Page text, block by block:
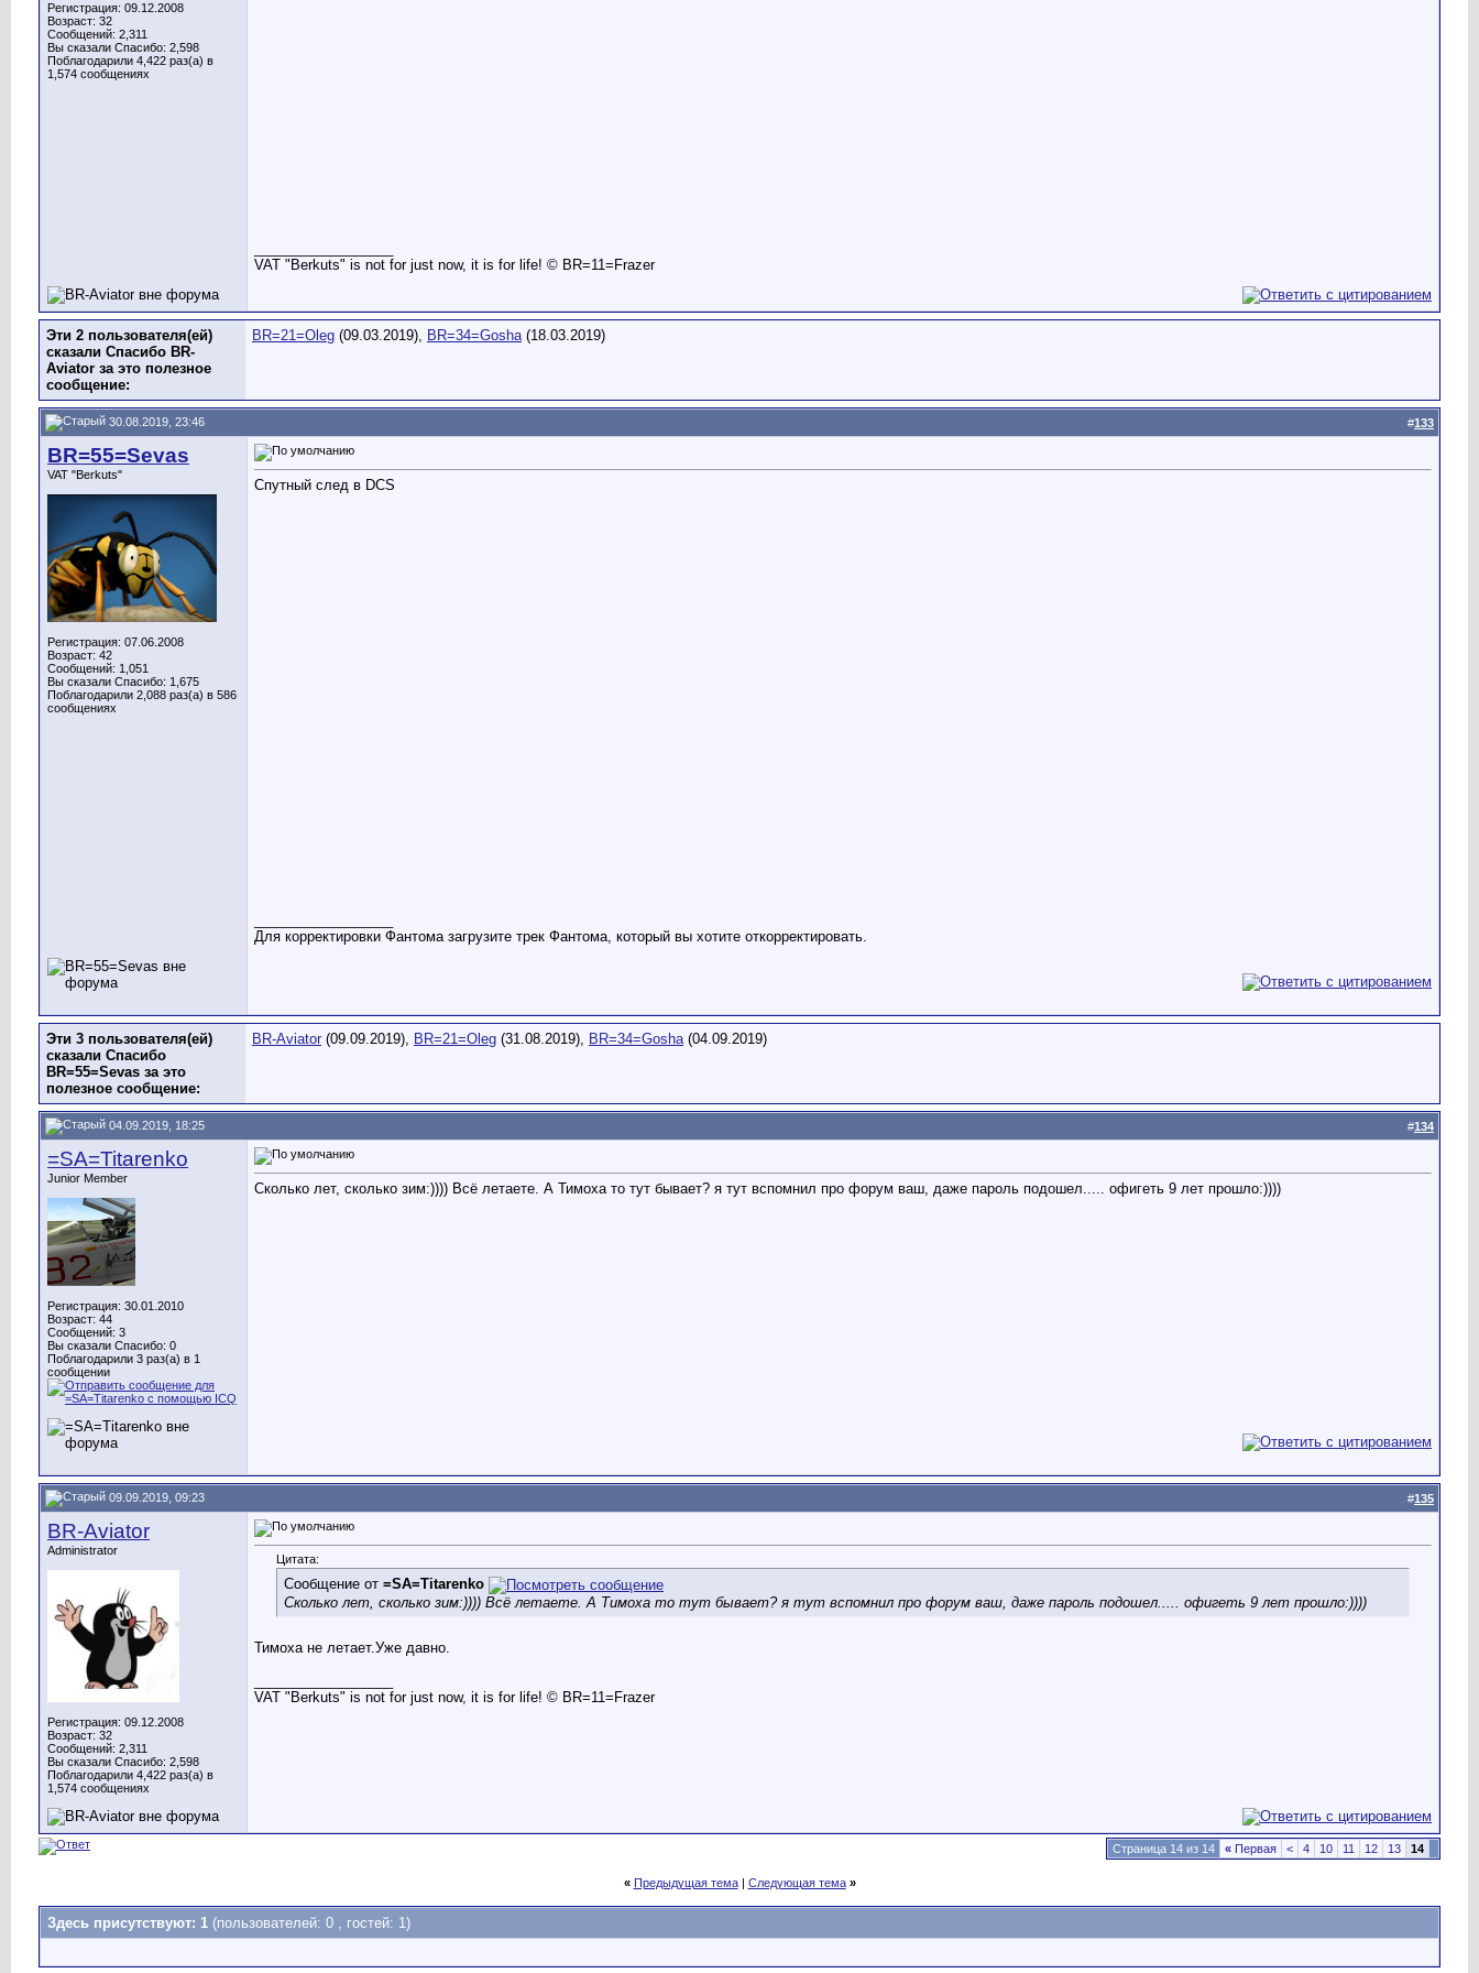
Регистрация: 09.12.2008
Возраст: 32
Сообщений: 2,311
Вы сказали Спасибо: 2,598
Поблагодарили 4,422 раз(а) в
1,574 сообщениях
VAT "Berkuts" is not for just now, it is for life! © BR=11=Frazer
Эти 2 пользователя(ей)
сказали Спасибо BR-
Aviator за это полезное
сообщение:
BR=21=Oleg (09.03.2019), BR=34=Gosha(18.03.2019)
30.08.2019, 23:46 #133
BR=55=Sevas
VAT "Berkuts"
Регистрация: 07.06.2008
Возраст: 42
Сообщений: 1,051
Вы сказали Спасибо: 1,675
Поблагодарили 2,088 раз(а) в 586
сообщениях
Спутный след в DCS
Для корректировки Фантома загрузите трек Фантома, который вы хотите откорректировать.
Эти 3 пользователя(ей)
сказали Спасибо
BR=55=Sevas за это
полезное сообщение:
BR-Aviator (09.09.2019), BR=21=Oleg (31.08.2019), BR=34=Gosha(04.09.2019)
04.09.2019, 18:25 #134
=SA=Titarenko
Junior Member
Регистрация: 30.01.2010
Возраст: 44
Сообщений: 3
Вы сказали Спасибо: 0
Поблагодарили 3 раз(а) в 1
сообщении
Сколько лет, сколько зим:)))) Всё летаете. А Тимоха то тут бывает? я тут вспомнил про форум ваш, даже пароль подошел..... офигеть 9 лет прошло:))))
09.09.2019, 09:23 #135
BR-Aviator
Administrator
Регистрация: 09.12.2008
Возраст: 32
Сообщений: 2,311
Вы сказали Спасибо: 2,598
Поблагодарили 4,422 раз(а) в
1,574 сообщениях
Цитата:
Сообщение от =SA=Titarenko
Сколько лет, сколько зим:)))) Всё летаете. А Тимоха то тут бывает?я тут вспомнил про форум ваш, даже пароль подошел..... офигеть 9 лет прошло:))))
Тимоха не летает.Уже давно.
VAT "Berkuts" is not for just now, it is for life! © BR=11=Frazer
Страница 14 из 14 « Первая < 4 10 11 12 13 14
« Предыдущая тема| Следующая тема »
Здесь присутствуют: 1 (пользователей: 0 , гостей: 1)